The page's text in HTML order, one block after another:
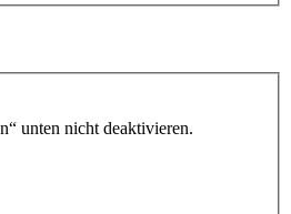
unten nicht deaktivieren.